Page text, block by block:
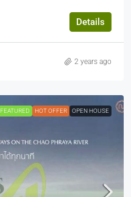
Details
2 years ago
FEATURED HOT OFFER OPEN HOUSE